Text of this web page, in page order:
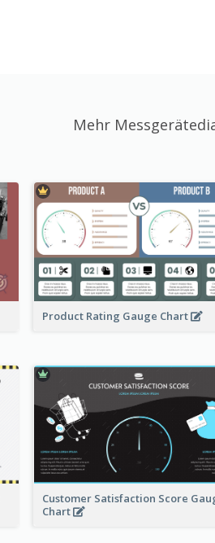
Mehr
Product Rating Gauge Chart
Customer Satisfaction Score
Chart